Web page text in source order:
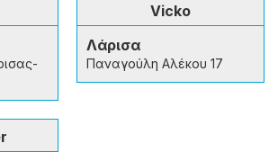
Vicko
Λάρισα
Παναγούλη Αλέκου 17